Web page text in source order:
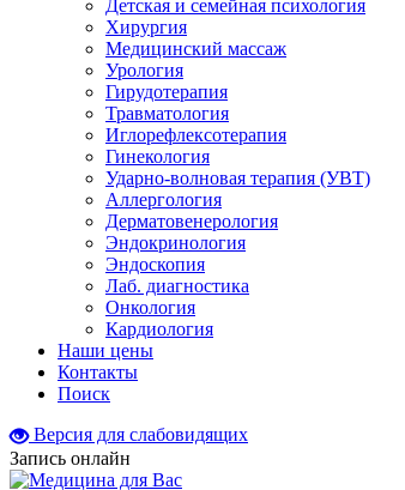
Детская и семейная психология
Хирургия
Медицинский массаж
Урология
Гирудотерапия
Травматология
Иглорефлексотерапия
Гинекология
Ударно-волновая терапия (УВТ)
Аллергология
Дерматовенерология
Эндокринология
Эндоскопия
Лаб. диагностика
Онкология
Кардиология
Наши цены
Контакты
Поиск
Версия для слабовидящих
Запись онлайн